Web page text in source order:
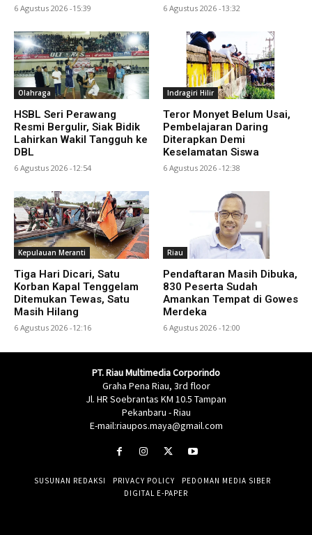
6 Agustus 2026 -15:39 6 Agustus 2026 -13:32
Olahraga
HSBL Seri Perawang
Resmi Bergulir, Siak Bidik
Lahirkan Wakil Tangguh ke
DBL
6 Agustus 2026 -12:54
Indragiri Hilir
Teror Monyet Belum Usai,
Pembelajaran Daring
Diterapkan Demi
Keselamatan Siswa
6 Agustus 2026 -12:38
Kepulauan Meranti
Tiga Hari Dicari, Satu
Korban Kapal Tenggelam
Ditemukan Tewas, Satu
Masih Hilang
6 Agustus 2026 -12:16
Riau
Pendaftaran Masih Dibuka,
830 Peserta Sudah
Amankan Tempat di Gowes
Merdeka
6 Agustus 2026 -12:00
PT. Riau Multimedia Corporindo
Graha Pena Riau, 3rd floor
Jl. HR Soebrantas KM 10.5 Tampan
Pekanbaru - Riau
E-mail:riaupos.maya@gmail.com
SUSUNAN REDAKSI PRIVACY POLICY
PEDOMAN MEDIA SIBER
DIGITAL E-PAPER